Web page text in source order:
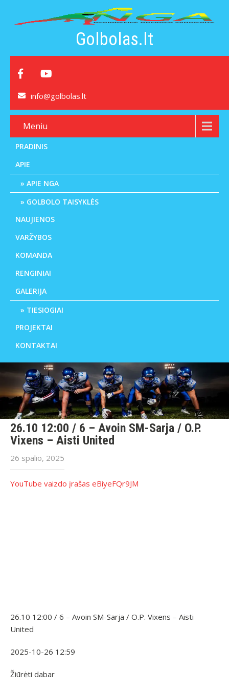
Golbolas.lt
info@golbolas.lt
Meniu
PRADINIS
APIE
APIE NGA
GOLBOLO TAISYKLĖS
NAUJIENOS
VARŽYBOS
KOMANDA
RENGINIAI
GALERIJA
TIESIOGIAI
PROJEKTAI
KONTAKTAI
26.10 12:00 / 6 – Avoin SM-Sarja / O.P.
Vixens – Aisti United
26 spalio, 2025
YouTube vaizdo įrašas eBiyeFQr9JM
26.10 12:00 / 6 – Avoin SM-Sarja / O.P. Vixens – Aisti
United
2025-10-26 12:59
Žiūrėti dabar